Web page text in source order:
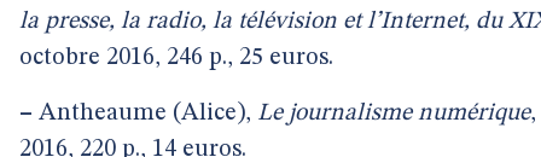
la presse, la radio, la télévision et l’Internet, du
octobre 2016, 246 p., 25 euros.
– Antheaume (Alice), Le journalisme numérique,
2016, 220 p., 14 euros.